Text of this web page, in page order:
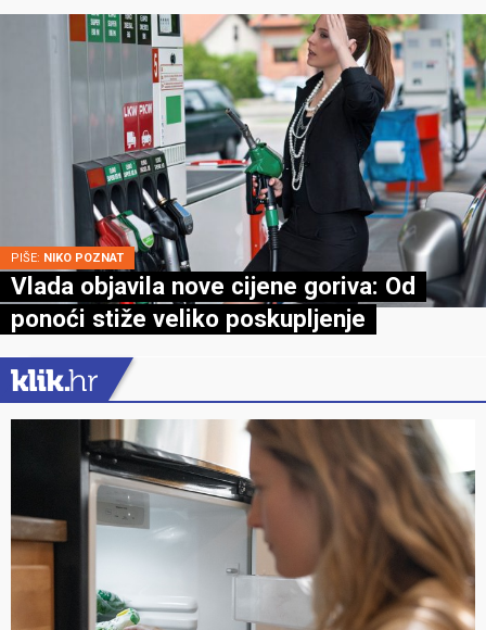
PIŠE: NIKO POZNAT
Vlada objavila nove cijene goriva: Od
ponoći stiže veliko poskupljenje